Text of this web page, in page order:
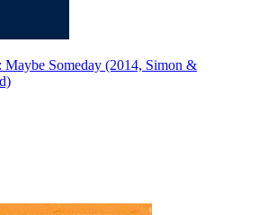
Maybe Someday (2014, Simon &